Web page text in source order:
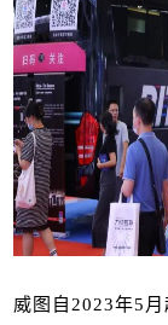
威图自2023年5月